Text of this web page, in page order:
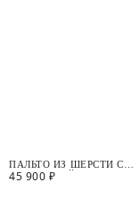
ПАЛЬТО ИЗ ШЕРСТИ С
МЕМБРАНОЙ И
45 900 ₽